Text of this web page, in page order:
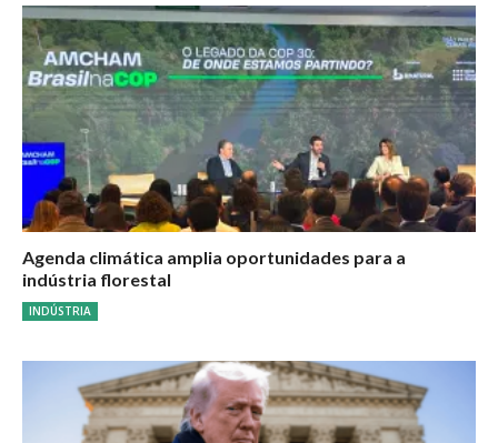
Agenda climática amplia oportunidades para a
indústria florestal
INDÚSTRIA